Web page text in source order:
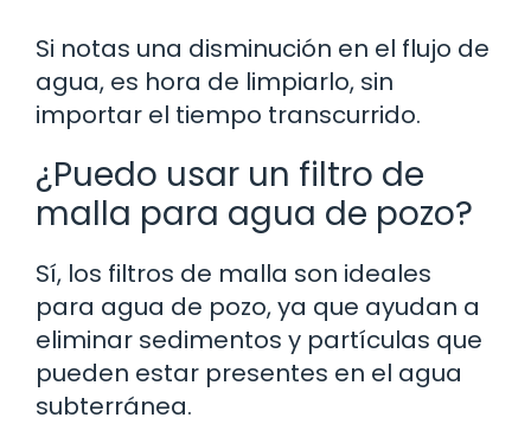
Si notas una disminución en el flujo de
agua, es hora de limpiarlo, sin
importar el tiempo transcurrido.
¿Puedo usar un filtro de
malla para agua de pozo?
Sí, los filtros de malla son ideales
para agua de pozo, ya que ayudan a
eliminar sedimentos y partículas que
pueden estar presentes en el agua
subterránea.